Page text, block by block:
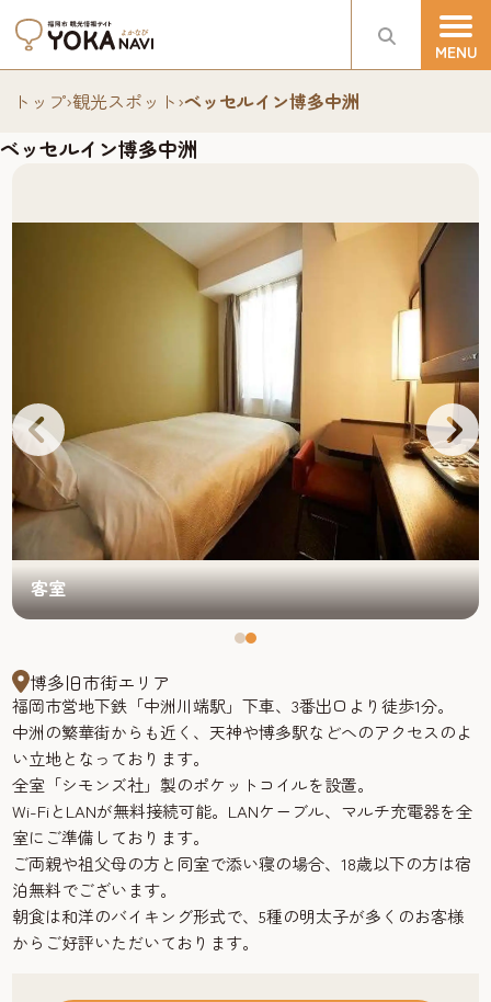
トップ›観光スポット›ベッセルイン博多中洲
ベッセルイン博多中洲
客室
博多旧市街エリア
福岡市営地下鉄「中洲川端駅」下車、3番出口より徒歩1分。
中洲の繁華街からも近く、天神や博多駅などへのアクセスのよ
い立地となっております。
全室「シモンズ社」製のポケットコイルを設置。
Wi-FiとLANが無料接続可能。LANケーブル、マルチ充電器を全
室にご準備しております。
ご両親や祖父母の方と同室で添い寝の場合、18歳以下の方は宿
泊無料でございます。
朝食は和洋のバイキング形式で、5種の明太子が多くのお客様
からご好評いただいております。